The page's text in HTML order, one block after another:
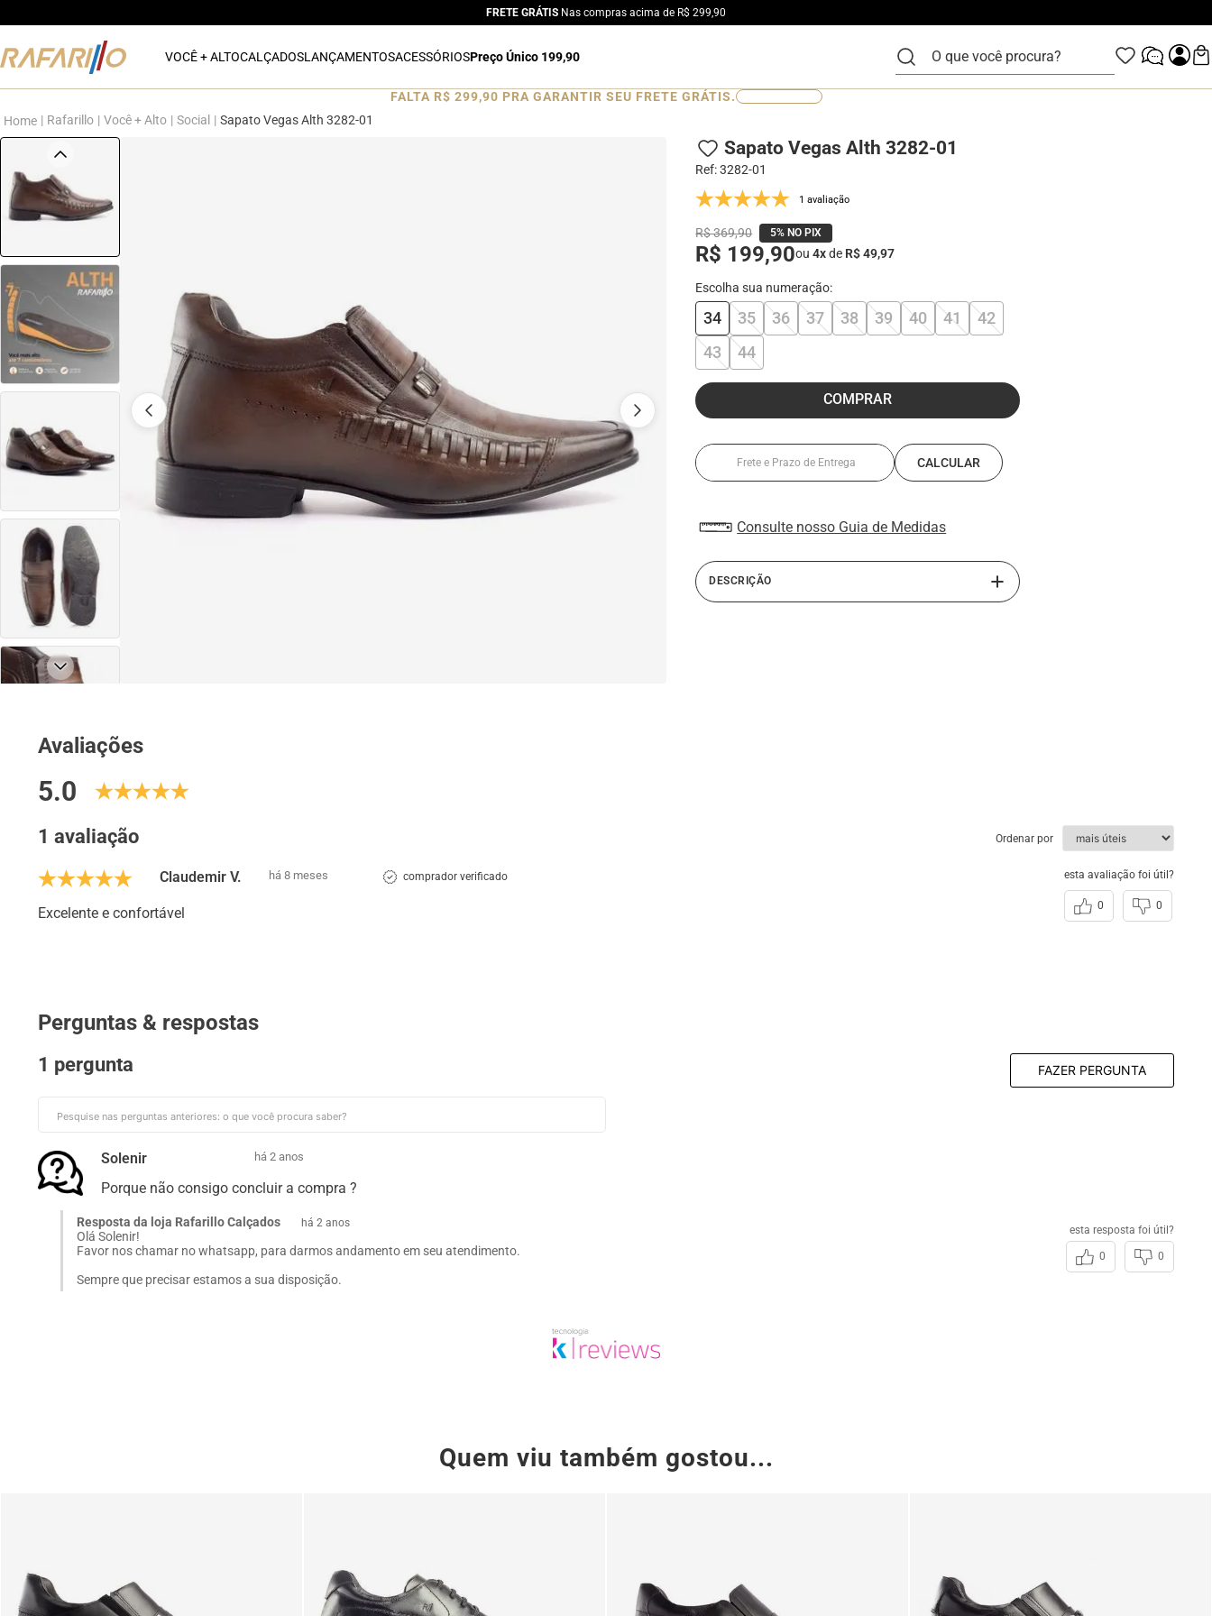
FRETE GRÁTIS Nas compras acima de R$ 299,90
VOCÊ + ALTOCALÇADOSLANÇAMENTOSACESSÓRIOSPreço Único 199,90
O que você procura?
FALTA R$ 299,90 PRA GARANTIR SEU FRETE GRÁTIS. 0
Rafarillo Você + Alto Social Sapato Vegas Alth 3282-01
Sapato Vegas Alth 3282-01
Ref:3282-01
1 avaliação
R$ 369,90 5% NO PIX
R$ 199,90ou 4x de R$ 49,97
34 35 36 37 38 39 40 41
42
43
44
COMPRAR
Consulte nosso Guia de Medidas
DESCRIÇÃO
Avaliações
5.0
1 avaliação Ordenar por
Claudemir V. há 8 meses comprador verificado
Excelente e confortável
esta avaliação foi útil?
0 0
Perguntas & respostas
1 pergunta FAZER PERGUNTA
Solenir há 2 anos
Porque não consigo concluir a compra ?
Resposta da loja Rafarillo Calçados há 2 anos
Olá Solenir!
Favor nos chamar no whatsapp, para darmos andamento em seu atendimento.
Sempre que precisar estamos a sua disposição.
esta resposta foi útil?
0 0
Quem viu também gostou...